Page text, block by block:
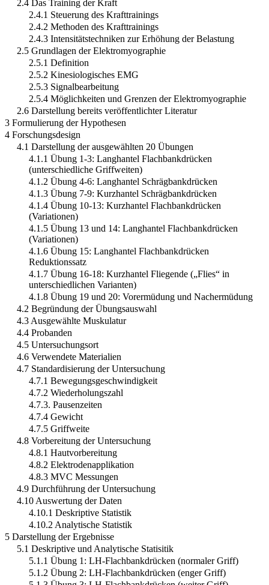
2.4 Das Training der Kraft
2.4.1 Steuerung des Krafttrainings
2.4.2 Methoden des Krafttrainings
2.4.3 Intensitätstechniken zur Erhöhung der Belastung
2.5 Grundlagen der Elektromyographie
2.5.1 Definition
2.5.2 Kinesiologisches EMG
2.5.3 Signalbearbeitung
2.5.4 Möglichkeiten und Grenzen der Elektromyographie
2.6 Darstellung bereits veröffentlichter Literatur
3 Formulierung der Hypothesen
4 Forschungsdesign
4.1 Darstellung der ausgewählten 20 Übungen
4.1.1 Übung 1-3: Langhantel Flachbankdrücken
(unterschiedliche Griffweiten)
4.1.2 Übung 4-6: Langhantel Schrägbankdrücken
4.1.3 Übung 7-9: Kurzhantel Schrägbankdrücken
4.1.4 Übung 10-13: Kurzhantel Flachbankdrücken
(Variationen)
4.1.5 Übung 13 und 14: Langhantel Flachbankdrücken
(Variationen)
4.1.6 Übung 15: Langhantel Flachbankdrücken
Reduktionssatz
4.1.7 Übung 16-18: Kurzhantel Fliegende („Flies“ in
unterschiedlichen Varianten)
4.1.8 Übung 19 und 20: Vorermüdung und Nachermüdung
4.2 Begründung der Übungsauswahl
4.3 Ausgewählte Muskulatur
4.4 Probanden
4.5 Untersuchungsort
4.6 Verwendete Materialien
4.7 Standardisierung der Untersuchung
4.7.1 Bewegungsgeschwindigkeit
4.7.2 Wiederholungszahl
4.7.3. Pausenzeiten
4.7.4 Gewicht
4.7.5 Griffweite
4.8 Vorbereitung der Untersuchung
4.8.1 Hautvorbereitung
4.8.2 Elektrodenapplikation
4.8.3 MVC Messungen
4.9 Durchführung der Untersuchung
4.10 Auswertung der Daten
4.10.1 Deskriptive Statistik
4.10.2 Analytische Statistik
5 Darstellung der Ergebnisse
5.1 Deskriptive und Analytische Statisitik
5.1.1 Übung 1: LH-Flachbankdrücken (normaler Griff)
5.1.2 Übung 2: LH-Flachbankdrücken (enger Griff)